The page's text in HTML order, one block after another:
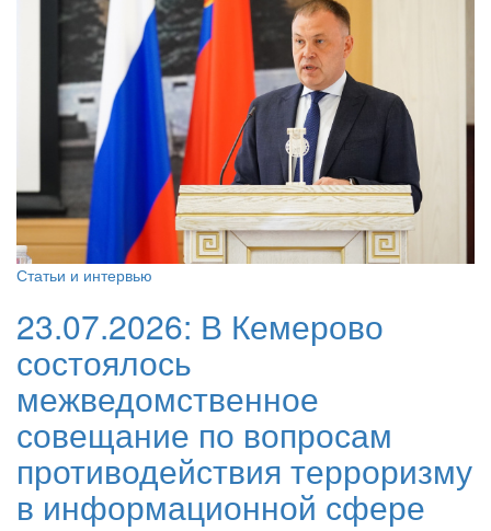
Статьи и интервью
23.07.2026: В Кемерово
состоялось
межведомственное
совещание по вопросам
противодействия терроризму
в информационной сфере